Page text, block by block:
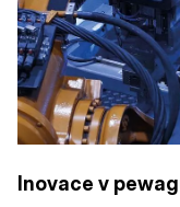
Inovace v